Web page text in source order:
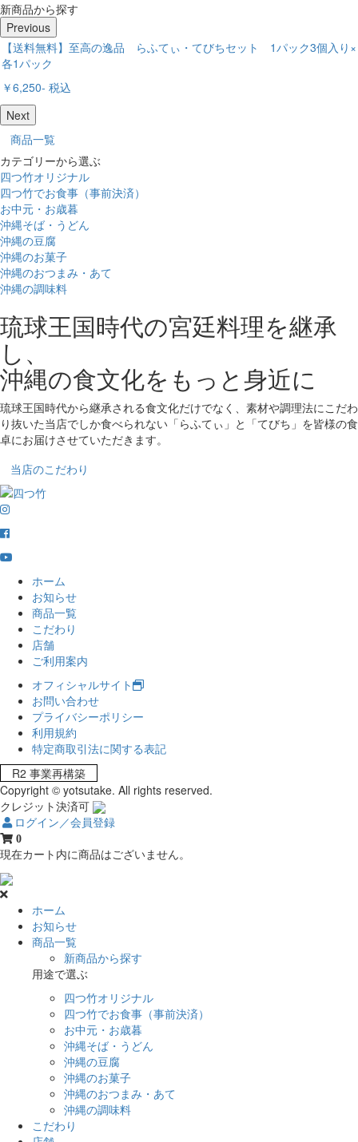
新商品から探す
Previous
てぃ・てびちセット 1パック3個入り× 【送料無料】至高の逸品
Next
商品一覧
カテゴリーから選ぶ
四つ竹オリジナル
四つ竹でお食事（事前決済）
お中元・お歳暮
沖縄そば・うどん
沖縄の豆腐
沖縄のお菓子
沖縄のおつまみ・あて
沖縄の調味料
琉球王国時代の宮廷料理を継承
し、
沖縄の食文化をもっと身近に
琉球王国時代から継承される食文化だけでなく、素材や調理法にこだわ
り抜いた当店でしか食べられない「らふてぃ」と「てびち」を皆様の食
卓にお届けさせていただきます。
当店のこだわり
ホーム
お知らせ
商品一覧
こだわり
店舗
ご利用案内
オフィシャルサイト
お問い合わせ
プライバシーポリシー
利用規約
特定商取引法に関する表記
R2 事業再構築
Copyright © yotsutake. All rights reserved.
クレジット決済可
ログイン／会員登録
0
現在カート内に商品はございません。
ホーム
お知らせ
商品一覧
新商品から探す
用途で選ぶ
四つ竹オリジナル
四つ竹でお食事（事前決済）
お中元・お歳暮
沖縄そば・うどん
沖縄の豆腐
沖縄のお菓子
沖縄のおつまみ・あて
沖縄の調味料
こだわり